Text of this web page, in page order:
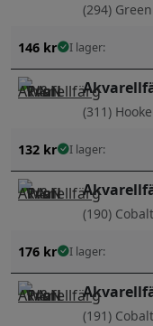
(294)
146 kr I lager:
(311)
132 kr I lager:
(190)
176 kr I lager:
(191)